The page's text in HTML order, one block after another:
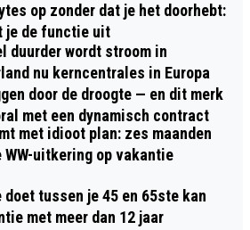
op zonder dat je het doorhebt:
je de functie uit
duurder wordt stroom in
nu kerncentrales in Europa
door de droogte — en dit merk
met een dynamisch contract
met idioot plan: zes maanden
WW-uitkering op vakantie
doet tussen je 45 en 65ste kan
met meer dan 12 jaar